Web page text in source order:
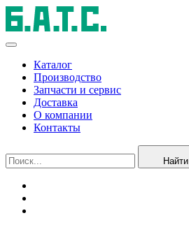
Каталог
Производство
Запчасти и сервис
Доставка
О компании
Контакты
Найти